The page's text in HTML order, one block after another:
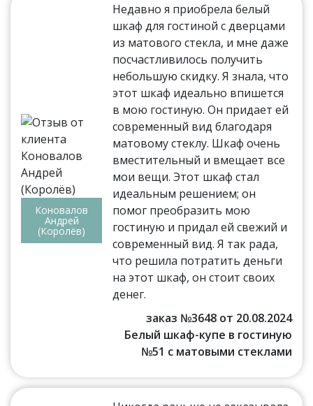
Коновалов
Андрей
(Королёв)
Недавно я приобрела белый
шкаф для гостиной с дверцами
из матового стекла, и мне даже
посчастливилось получить
небольшую скидку. Я знала, что
этот шкаф идеально впишется
в мою гостиную. Он придает ей
современный вид благодаря
матовому стеклу. Шкаф очень
вместительный и вмещает все
мои вещи. Этот шкаф стал
идеальным решением; он
помог преобразить мою
гостиную и придал ей свежий и
современный вид. Я так рада,
что решила потратить деньги
на этот шкаф, он стоит своих
денег.
заказ №3648 от 20.08.2024
Белый шкаф-купе в гостиную
№51 с матовыми стеклами